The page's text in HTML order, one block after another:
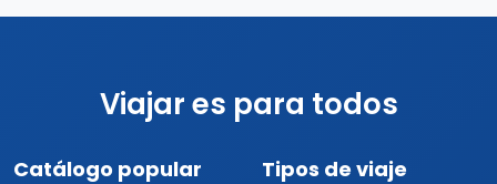
Viajar es para todos
Catálogo popular Tipos de viaje